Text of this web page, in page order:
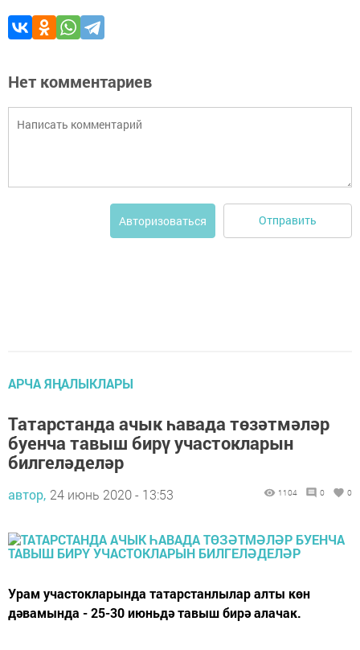
Нет комментариев
Авторизоваться Отправить
АРЧА ЯҢАЛЫКЛАРЫ
Татарстанда ачык һавада төзәтмәләр
буенча тавыш бирү участокларын
билгеләделәр
автор, 24 июнь 2020 - 13:53 1104 0 0
Урам участокларында татарстанлылар алты көн
дәвамында - 25-30 июньдә тавыш бирә алачак.